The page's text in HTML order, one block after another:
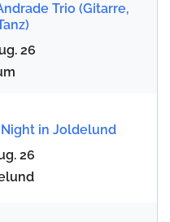
Trio (Gitarre,
26
Night in Joldelund
26